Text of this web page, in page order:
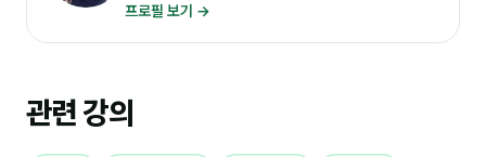
프로필 보기 →
관련 강의